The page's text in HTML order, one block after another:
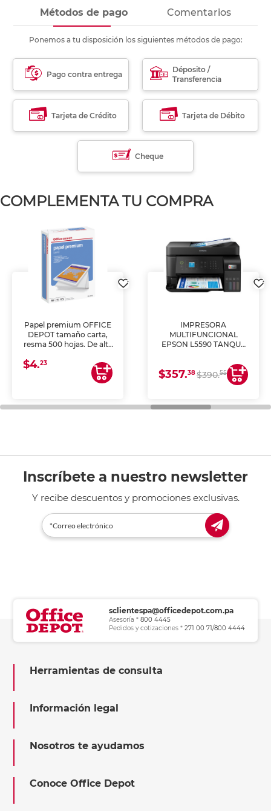
Métodos de pago Comentarios
Ponemos a tu disposición los siguientes métodos de pago:
Pago contra entrega
Déposito /
Transferencia
Tarjeta de Crédito Tarjeta de Débito
Cheque
COMPLEMENTA TU COMPRA
Papel premium OFFICE
DEPOT tamaño carta,
resma 500 hojas. De alta
uniforme, ideal para
impresoras de inyección
de tinta y láser,
general de oficina.
$4.23
IMPRESORA
MULTIFUNCIONAL
EPSON L5590 TANQUE
COPIA Y ESCANEA)
$357.38$390.55
Inscríbete a nuestro newsletter
Y recibe descuentos y promociones exclusivas.
sclientespa@officedepot.com.pa
Asesoría * 800 4445
Pedidos y cotizaciones * 271 00 71/800 4444
Herramientas de consulta
Información legal
Nosotros te ayudamos
Conoce Office Depot